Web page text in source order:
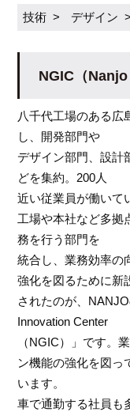
技術 デザイン
NGIC（
八千代工場のある広
し、開発部門や
デザイン部門、設計
どを集約。200人
近い従業員が働いて
工場や本社など多拠
務を行う部門を
統合し、業務効率の
強化を図るために新
されたのが、
Innovation Center
（NGIC）」です。
ン機能の強化を図っ
います。
車で通勤する社員も